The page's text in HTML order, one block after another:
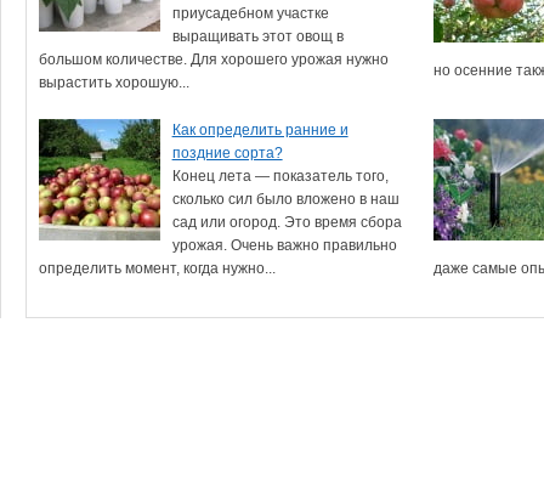
приусадебном участке
выращивать этот овощ в
большом количестве. Для хорошего урожая нужно
вырастить хорошую...
но осенние
Как определить ранние и
поздние сорта?
Конец лета — показатель того,
сколько сил было вложено в наш
сад или огород. Это время сбора
урожая. Очень важно правильно
определить момент, когда нужно...
даже самые